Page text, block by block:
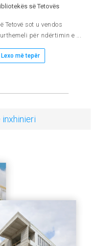
së Tetovës
Tetovë sot u vendos
për ndërtimin e ...
Lexo më tepër